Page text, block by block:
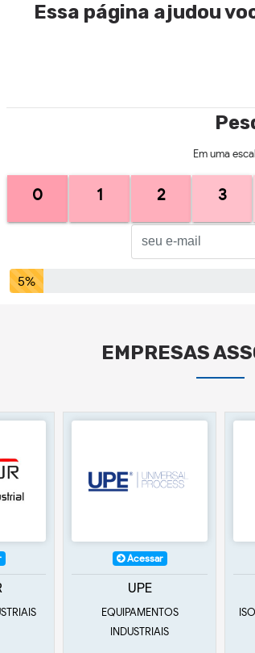
Essa página ajudou
Em uma
0 1 2 3
5%
EMPRESAS
Acessar
MAQSUL
ISOLAMENTOS TÉRMICOS